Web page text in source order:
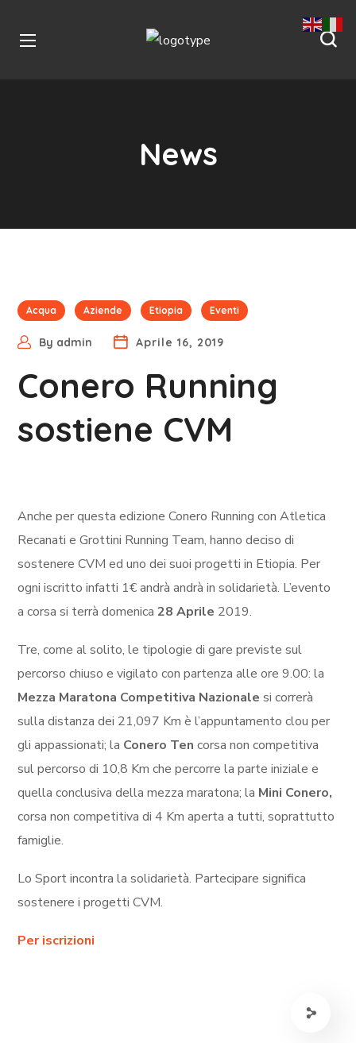
News
Acqua Aziende Etiopia Eventi
By admin Aprile 16, 2019
Conero Running
sostiene CVM
Anche per questa edizione Conero Running con Atletica
Recanati e Grottini Running Team, hanno deciso di
sostenere CVM ed uno dei suoi progetti in Etiopia. Per
ogni iscritto infatti 1€ andrà andrà in solidarietà. L’evento
a corsa si terrà domenica 28 Aprile 2019.
Tre, come al solito, le tipologie di gare previste sul
percorso chiuso e vigilato con partenza alle ore 9.00: la
Mezza Maratona Competitiva Nazionale si correrà
sulla distanza dei 21,097 Km è l’appuntamento clou per
gli appassionati; la Conero Ten corsa non competitiva
sul percorso di 10,8 Km che percorre la parte iniziale e
quella conclusiva della mezza maratona; la Mini Conero,
corsa non competitiva di 4 Km aperta a tutti, soprattutto
famiglie.
Lo Sport incontra la solidarietà. Partecipare significa
sostenere i progetti CVM.
Per iscrizioni